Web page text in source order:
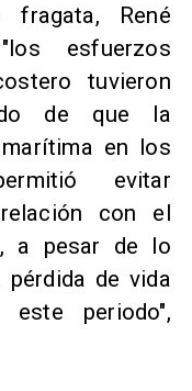
René
esfuerzos
tuvieron
de que la
en los
evitar
con el
a pesar de lo
de vida
este periodo",